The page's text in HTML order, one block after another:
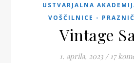
USTVARJALNA
VOŠČILNICE -
Vintage
1. aprila, 2023 / 17